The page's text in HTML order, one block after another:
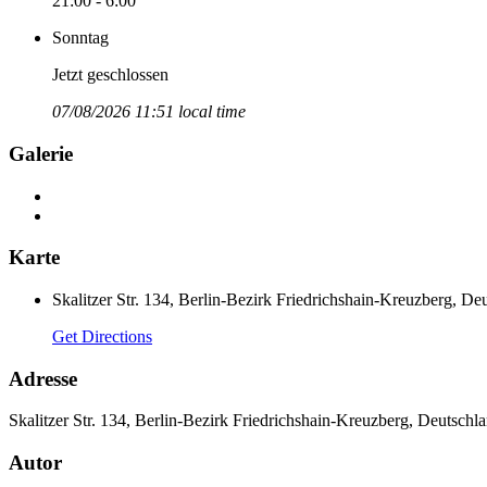
Sonntag
Jetzt geschlossen
07/08/2026 11:51 local time
Galerie
Karte
Skalitzer Str. 134, Berlin-Bezirk Friedrichshain-Kreuzberg,
Get Directions
Adresse
Skalitzer Str. 134, Berlin-Bezirk Friedrichshain-Kreuzberg,
Autor